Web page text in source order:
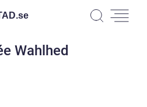
se
Wahlhed